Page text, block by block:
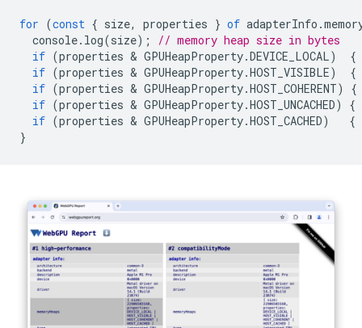
for (const { size, properties } of adapterInfo .
console. log(size);
// memory heap size in bytes
if (properties & GPUHeapProperty.DEVICE_LOCAL)
{
if (properties & GPUHeapProperty.HOST_VISIBLE)
{
if (properties & GPUHeapProperty.HOST_COHERENT)
{
if (properties & GPUHeapProperty.HOST_UNCACHED)
{
if (properties & GPUHeapProperty.HOST_CACHED)
{
}